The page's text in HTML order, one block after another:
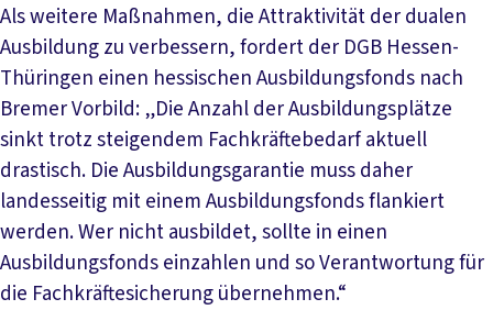
Als weitere Maßnahmen, die Attraktivität der dualen
Ausbildung zu verbessern, fordert der DGB Hessen-
Thüringen einen hessischen Ausbildungsfonds nach
Bremer Vorbild: „Die Anzahl der Ausbildungsplätze
sinkt trotz steigendem Fachkräftebedarf aktuell
drastisch. Die Ausbildungsgarantie muss daher
landesseitig mit einem Ausbildungsfonds flankiert
werden. Wer nicht ausbildet, sollte in einen
Ausbildungsfonds einzahlen und so Verantwortung für
die Fachkräftesicherung übernehmen.“